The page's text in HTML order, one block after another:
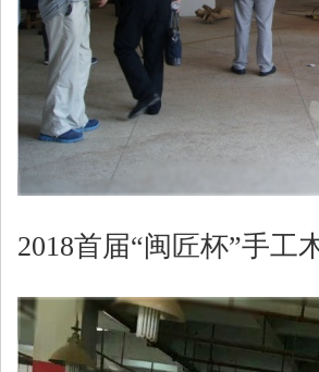
2018首届“闽匠杯”手工